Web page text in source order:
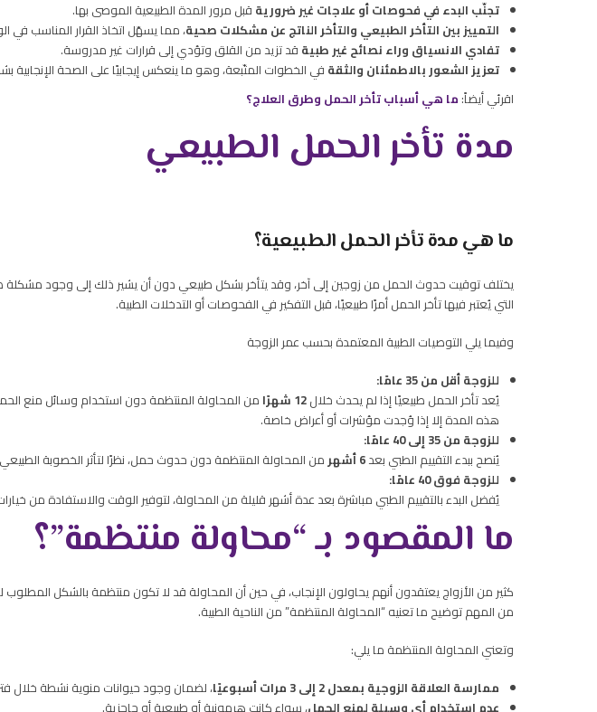
تجنّب البدء في فحوصات أو علاجات غير ضرورية قبل مرور المدة الطبيعية الموصى بها.
التمييز بين التأخر الطبيعي والتأخر الناتج عن مشكلات صحية، مما يسهّل اتخاذ القرار المناسب في
تفادي الانسياق وراء نصائح غير طبية قد تزيد من القلق وتؤدي إلى قرارات غير مدروسة.
تعزيز الشعور بالاطمئنان والثقة في الخطوات المتّبعة، وهو ما ينعكس إيجابيًا على الصحة الإنجابية
اقرئي أيضاً: ما هي أسباب تأخر الحمل وطرق العلاج؟
مدة تأخر الحمل الطبيعي
ما هي مدة تأخر الحمل الطبيعية؟
يختلف توقيت حدوث الحمل من زوجين إلى آخر، وقد يتأخر بشكل طبيعي دون أن يشير ذلك إلى وجود
التي يُعتبر فيها تأخر الحمل أمرًا طبيعيًا، قبل التفكير في الفحوصات أو التدخلات الطبية.
وفيما يلي التوصيات الطبية المعتمدة بحسب عمر الزوجة
للزوجة أقل من 35 عامًا:
يُعد تأخر الحمل طبيعيًا إذا لم يحدث خلال12 شهرًا
من المحاولة المنتظمة دون استخدام وسائل منع
هذه المدة إلا إذا وُجدت مؤشرات أو أعراض خاصة.
للزوجة من 35 إلى 40 عامًا:
يُنصح ببدء التقييم الطبي بعد6 أشهر
من المحاولة المنتظمة دون حدوث حمل، نظرًا لتأثر الخصوبة
للزوجة فوق 40 عامًا:
يُفضل البدء بالتقييم الطبي مباشرة بعد عدة أشهر قليلة من المحاولة، لتوفير الوقت والاستفادة من
ما المقصود بـ “محاولة منتظمة”؟
كثير من الأزواج يعتقدون أنهم يحاولون الإنجاب، في حين أن المحاولة قد لا تكون منتظمة بالشكل
من المهم توضيح ما تعنيه “المحاولة المنتظمة” من الناحية الطبية.
وتعني المحاولة المنتظمة ما يلي:
ممارسة العلاقة الزوجية بمعدل 2 إلى 3 مرات أسبوعيًا
، لضمان وجود حيوانات منوية نشطة خلال
عدم استخدام أي وسيلة لمنع الحمل، سواء كانت هرمونية أو طبيعية أو حاجزية.